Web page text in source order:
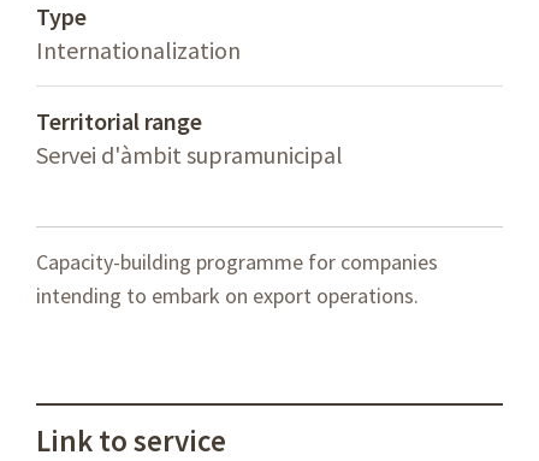
Type
Internationalization
Territorial range
Servei d'àmbit supramunicipal
Capacity-building programme for companies
intending to embark on export operations.
Link to service